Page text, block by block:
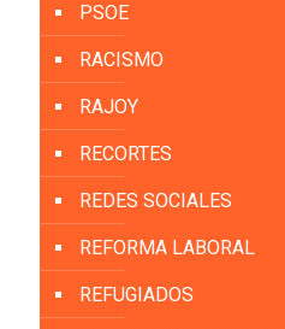
PSOE
RACISMO
RAJOY
RECORTES
REDES SOCIALES
REFORMA LABORAL
REFUGIADOS